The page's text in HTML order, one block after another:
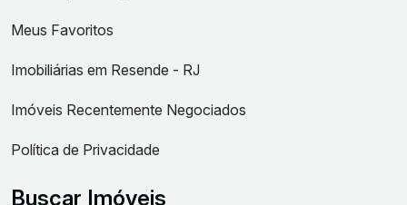
Meus Favoritos
Imobiliárias em Resende - RJ
Imóveis Recentemente Negociados
Política de Privacidade
Buscar Imóveis